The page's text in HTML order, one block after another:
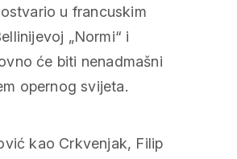
u francuskim
„Normi“ i
će biti nenadmašni
opernog svijeta.
kao Crkvenjak, Filip